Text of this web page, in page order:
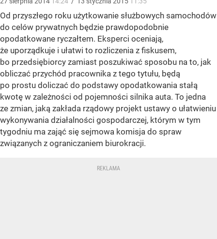
Od przyszłego roku użytkowanie służbowych samochodów
do celów prywatnych będzie prawdopodobnie
opodatkowane ryczałtem. Eksperci oceniają,
że uporządkuje i ułatwi to rozliczenia z fiskusem,
bo przedsiębiorcy zamiast poszukiwać sposobu na to, jak
obliczać przychód pracownika z tego tytułu, będą
po prostu doliczać do podstawy opodatkowania stałą
kwotę w zależności od pojemności silnika auta. To jedna
ze zmian, jaką zakłada rządowy projekt ustawy o ułatwieniu
wykonywania działalności gospodarczej, którym w tym
tygodniu ma zająć się sejmowa komisja do spraw
związanych z ograniczaniem biurokracji.